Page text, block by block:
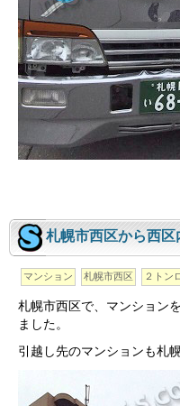
札幌市西区から西
マンション 札幌市西区 ２トン
札幌市西区で、マンション
ました。
引越し先のマンションも札